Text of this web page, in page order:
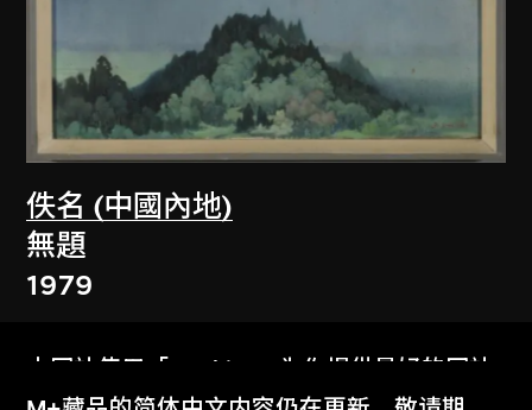
佚名 (中國內地)
無題
1979
本网站使用「Cookies」为你提供最好的网站